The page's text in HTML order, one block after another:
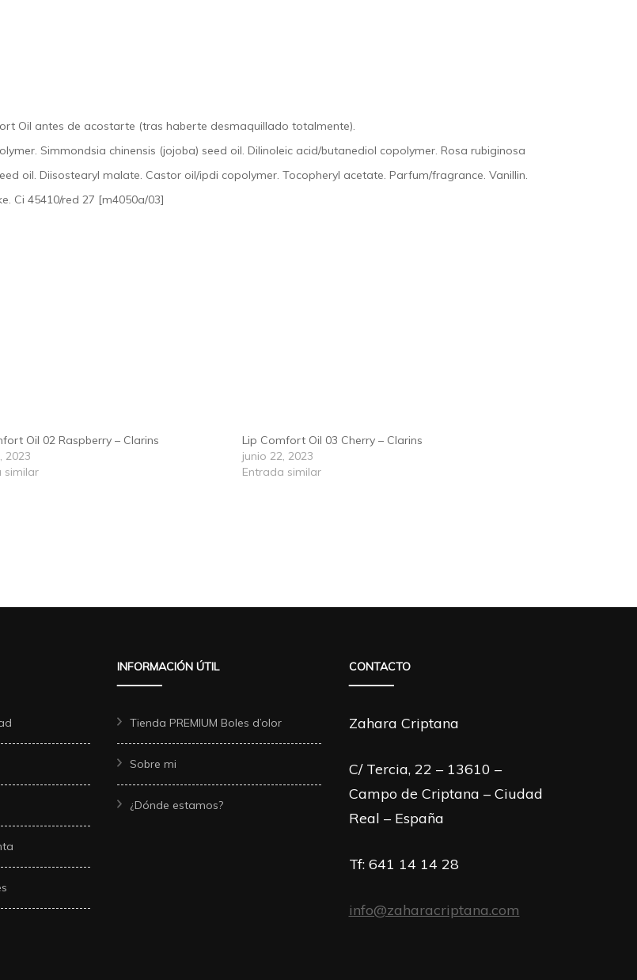
Oil antes de acostarte (tras haberte desmaquillado totalmente).
Simmondsia chinensis (jojoba) seed oil. Dilinoleic acid/butanediol copolymer. Rosa rubiginosa
oil. Diisostearyl malate. Castor oil/ipdi copolymer. Tocopheryl acetate. Parfum/fragrance. Vanillin.
Ci 45410/red 27 [m4050a/03]
Oil 02 Raspberry – Clarins
2023
similar
Lip Comfort Oil 03 Cherry – Clarins
junio 22, 2023
Entrada similar
INFORMACIÓN ÚTIL
Tienda PREMIUM Boles d’olor
Sobre mi
¿Dónde estamos?
CONTACTO
Zahara Criptana
C/ Tercia, 22 – 13610 –
Campo de Criptana – Ciudad
Real – España
Tf: 641 14 14 28
info@zaharacriptana.com